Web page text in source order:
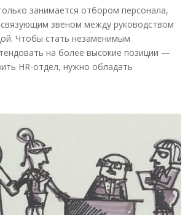
занимается отбором персонала,
звеном между руководством
Чтобы стать незаменимым
на более высокие позиции —
HR-отдел, нужно обладать